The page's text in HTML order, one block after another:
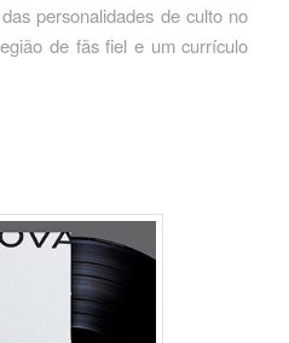
personalidades de culto no
de fãs fiel e um currículo